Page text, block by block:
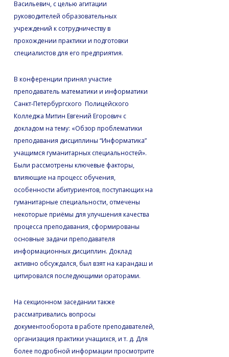
Васильевич, с целью агитации
руководителей образовательных
учреждений к сотрудничеству в
прохождении практики и подготовки
специалистов для его предприятия.
В конференции принял участие
преподаватель математики и информатики
Санкт-Петербургского Полицейского
Колледжа Митин Евгений Егорович с
докладом на тему: «Обзор проблематики
преподавания дисциплины “Информатика”
учащимся гуманитарных специальностей».
Были рассмотрены ключевые факторы,
влияющие на процесс обучения,
особенности абитуриентов, поступающих на
гуманитарные специальности, отмечены
некоторые приёмы для улучшения качества
процесса преподавания, сформированы
основные задачи преподавателя
информационных дисциплин. Доклад
активно обсуждался, был взят на карандаш и
цитировался последующими ораторами.
На секционном заседании также
рассматривались вопросы
документооборота в работе преподавателей,
организация практики учащихся, и т. д. Для
более подробной информации просмотрите